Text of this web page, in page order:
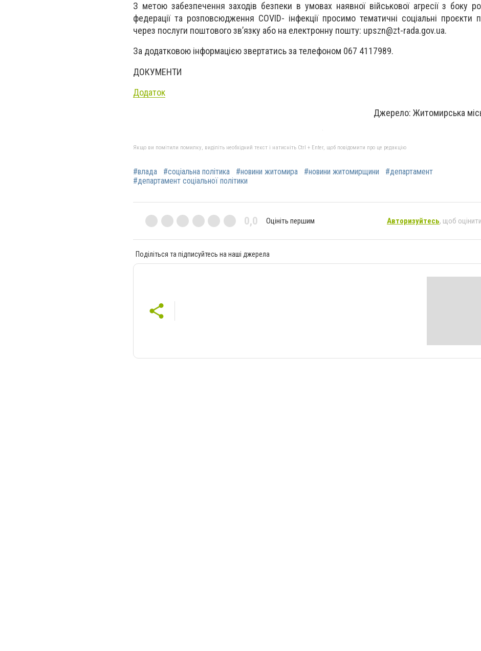
З метою забезпечення заходів безпеки в умовах наявної військової агресії з боку
федерації та розповсюдження COVID- інфекції просимо тематичні соціальні проєкти
через послуги поштового зв’язку або на електронну пошту: upszn@zt-rada.gov.ua.
За додатковою інформацією звертатись за телефоном 067 4117989.
ДОКУМЕНТИ
Додаток
Джерело: Житомирська
Якщо ви помітили помилку, виділіть необхідний текст і натисніть Ctrl + Enter, щоб повідомити про це редакцію
#влада #соціальна політика #новини житомира #новини житомирщини
#департамент
#департамент соціальної політики
0,0 Оцініть першим Авторизуйтесь, щоб оцінити
Поділіться та підписуйтесь на наші джерела